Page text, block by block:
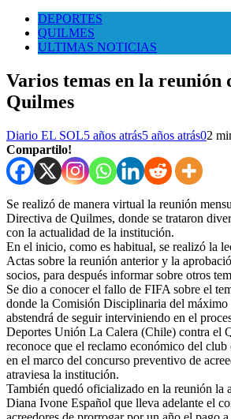
DEPORTES
QUILMES
ULTIMAS NOTICIAS
Varios temas en la reunión
Quilmes
Diario EL SOL5 años atrás5 años atrás02
Compartilo!
Se realizó de manera virtual la reunión
Directiva de Quilmes, donde se trataron
con la actualidad de la institución.
En el inicio, como es habitual, se realizó la
Actas sobre la reunión anterior y la
socios, para después informar sobre otros
Se dio a conocer el fallo de FIFA sobre el
donde la Comisión Disciplinaria del
abstendrá de seguir interviniendo en el
Deportes Unión La Calera (Chile) contra el
reconoce que el reclamo económico del club
en el marco del concurso preventivo de
atraviesa la institución.
También quedó oficializado en la reunión la
Diana Ivone Español que lleva adelante el